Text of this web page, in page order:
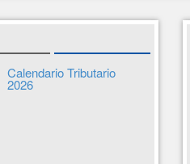
Calendario Tributario
2026